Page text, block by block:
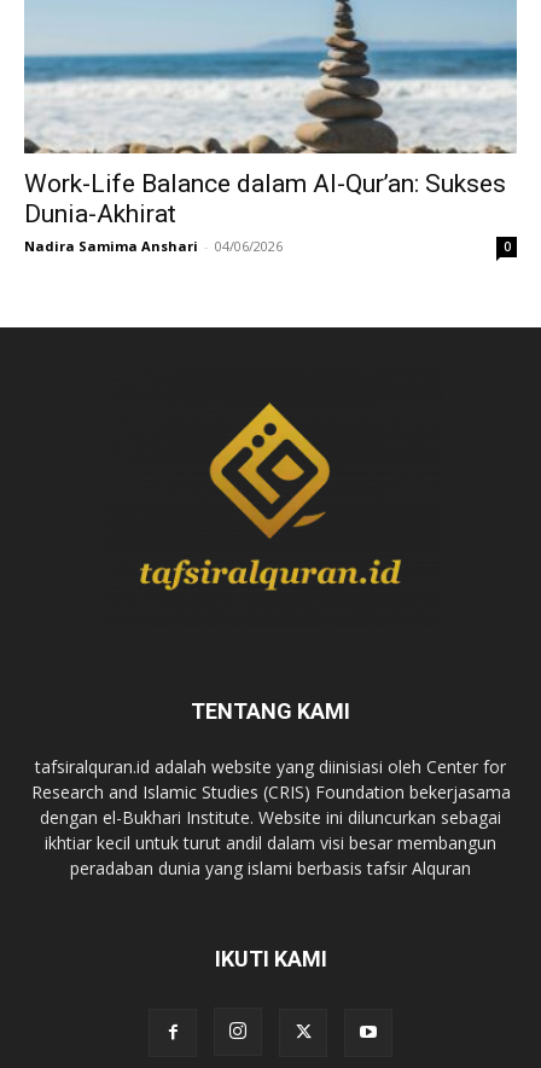
Work-Life Balance dalam Al-Qur’an: Sukses
Dunia-Akhirat
Nadira Samima Anshari - 04/06/2026 0
TENTANG KAMI
tafsiralquran.id adalah website yang diinisiasi oleh Center for
Research and Islamic Studies (CRIS) Foundation bekerjasama
dengan el-Bukhari Institute. Website ini diluncurkan sebagai
ikhtiar kecil untuk turut andil dalam visi besar membangun
peradaban dunia yang islami berbasis tafsir Alquran
IKUTI KAMI